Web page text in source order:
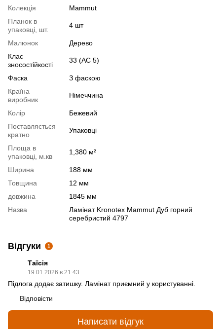
Колекція
Mammut
Планок в
упаковці, шт.
4 шт
Малюнок
Дерево
Клас
зносостійкості
33 (АС 5)
Фаска
З фаскою
Країна
виробник
Німеччина
Колір
Бежевий
Поставляється
кратно
Упаковці
Площа в
упаковці, м.кв
1,380 м²
Ширина
188 мм
Товщина
12 мм
довжина
1845 мм
Назва
Ламінат Kronotex Mammut Дуб горний
серебристий 4797
Відгуки 1
Таїсія
19.01.2026 в 21:43
Підлога додає затишку. Ламінат приємний у користуванні.
Відповісти
Написати відгук